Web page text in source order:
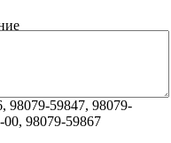
98079-59847, 98079-
00, 98079-59867